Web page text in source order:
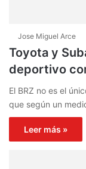
Jose Miguel Arce
Toyota y
deportivo
El BRZ no es el
que según un
Leer más »